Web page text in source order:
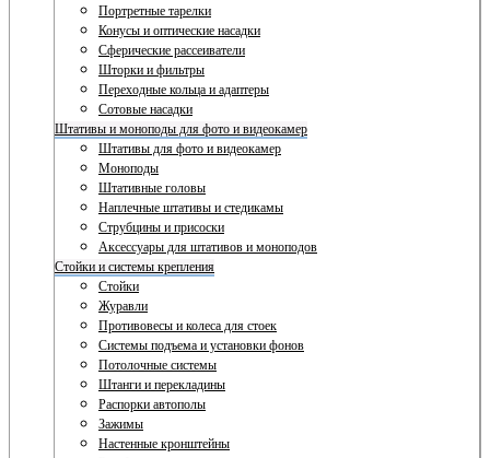
Портретные тарелки
Конусы и оптические насадки
Сферические рассеиватели
Шторки и фильтры
Переходные кольца и адаптеры
Сотовые насадки
Штативы и моноподы для фото и видеокамер
Штативы для фото и видеокамер
Моноподы
Штативные головы
Наплечные штативы и стедикамы
Струбцины и присоски
Аксессуары для штативов и моноподов
Стойки и системы крепления
Стойки
Журавли
Противовесы и колеса для стоек
Системы подъема и установки фонов
Потолочные системы
Штанги и перекладины
Распорки автополы
Зажимы
Настенные кронштейны